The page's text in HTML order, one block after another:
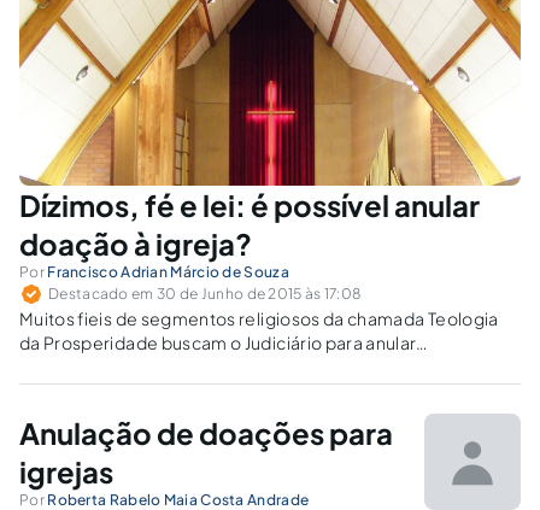
Dízimos, fé e lei: é possível anular
doação à igreja?
Por Francisco Adrian Márcio de Souza
Destacado em 30 de Junho de 2015 às 17:08
Muitos fieis de segmentos religiosos da chamada Teologia
da Prosperidade buscam o Judiciário para anular
respostas são possíveis nesses conflitos?
Anulação de doações para
igrejas
Por Roberta Rabelo Maia Costa Andrade